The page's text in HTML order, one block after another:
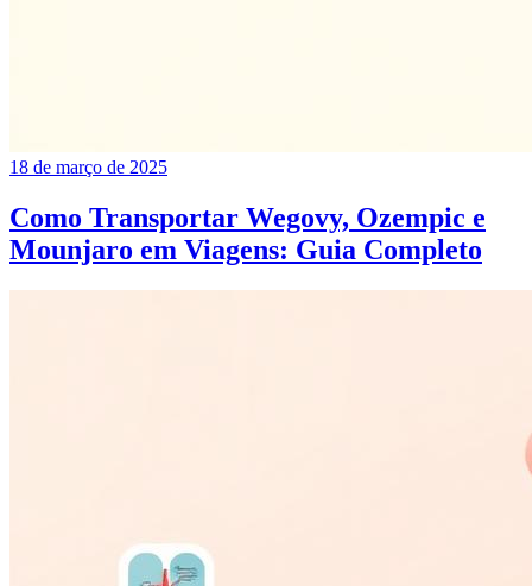
18 de março de 2025
Como Transportar Wegovy, Ozempic e
Mounjaro em Viagens: Guia Completo